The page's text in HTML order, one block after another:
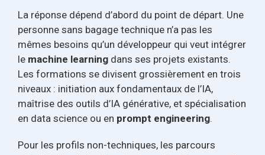
La réponse dépend d’abord du point de départ. Une
personne sans bagage technique n’a pas les
mêmes besoins qu’un développeur qui veut intégrer
le machine learning dans ses projets existants.
Les formations se divisent grossièrement en trois
niveaux : initiation aux fondamentaux de l’IA,
maîtrise des outils d’IA générative, et spécialisation
en data science ou en prompt engineering.
Pour les profils non-techniques, les parcours